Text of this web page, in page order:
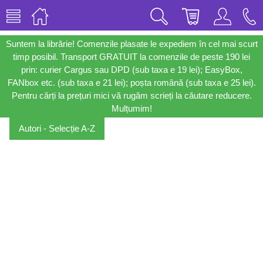
Suntem la librărie! Comenzile plasate le expediem în cel mai scurt
timp posibil. Transport GRATUIT la comenzile de peste 190 lei
prin: curier Cargus sau DPD (sub taxa e 19 lei); EasyBox,
FANbox etc. (sub taxa e 21 lei); poșta română (sub taxa e 25 lei).
Pentru cărți la prețuri mici vă rugăm scrieți la căutare reducere.
Mulțumim!
Autori - Selecție A-Z